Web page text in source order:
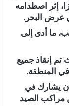
إثر اصطدامه
عرض البحر.
ما أدى إلى
إنقاذ جميع
المنطقة.
يشارك في
مراكب الصيد